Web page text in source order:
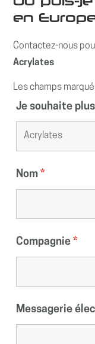
en
Contactez-nous
Acrylates
Les champs
Je souhaite
Nom*
Compagnie*
Messagerie